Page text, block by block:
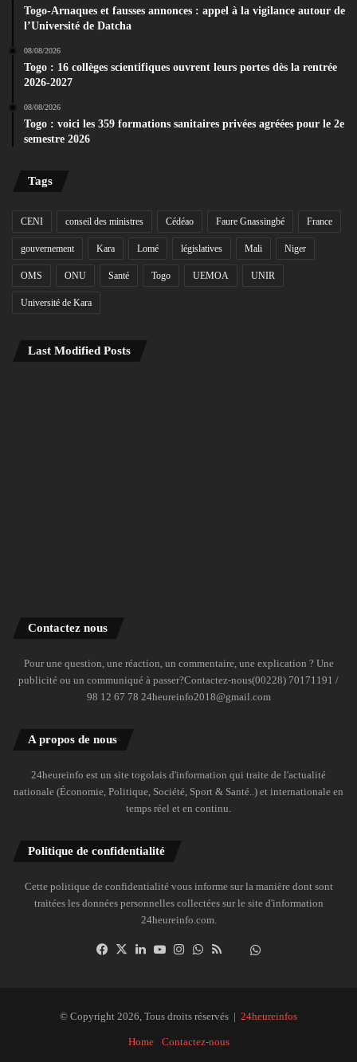
Togo-Arnaques et fausses annonces : appel à la vigilance autour de
l’Université de Datcha
08/08/2026
Togo : 16 collèges scientifiques ouvrent leurs portes dès la rentrée
2026-2027
08/08/2026
Togo : voici les 359 formations sanitaires privées agréées pour le 2e
semestre 2026
Tags
CENI conseil des ministres Cédéao Faure Gnassingbé France
gouvernement Kara Lomé législatives Mali Niger
OMS ONU Santé Togo UEMOA UNIR
Université de Kara
Last Modified Posts
Contactez nous
Pour une question, une réaction, un commentaire, une explication ? Une
publicité ou un communiqué à passer?Contactez-nous(00228) 70171191 /
98 12 67 78 24heureinfo2018@gmail.com
A propos de nous
24heureinfo est un site togolais d'information qui traite de l'actualité
nationale (Économie, Politique, Société, Sport & Santé..) et internationale en
temps réel et en continu.
Politique de confidentialité
Cette politique de confidentialité vous informe sur la manière dont sont
traitées les données personnelles collectées sur le site d'information
24heureinfo.com.
Facebook
X LinkedinYouTubeInstagramWhatsAppDailymotion
© Copyright 2026, Tous droits réservés | 24heureinfos
Home Contactez-nous